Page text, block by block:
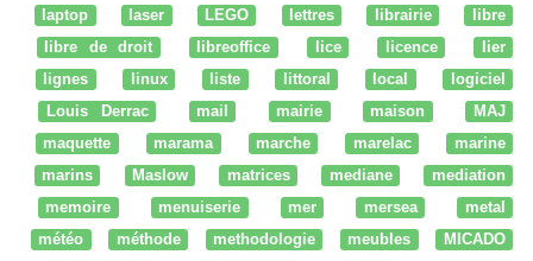
laptop
laser LEGO lettres librairie
libre
libre de droit
libreoffice lice licence
lier
lignes
linux liste littoral local
logiciel
Louis Derrac
mail mairie maison
MAJ
maquette
marama marche marelac
marine
marins
Maslow matrices mediane
mediation
memoire
menuiserie mer mersea
metal
météo
méthode methodologie meubles
MICADO